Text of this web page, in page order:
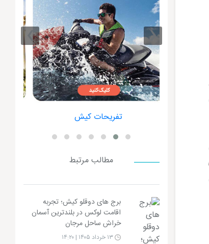
هتل داریوش کیش
‹
›
مطالب مرتبط
برج های دوقلو کیش؛ تجربه
اقامت لوکس در بلندترین آسمان
خراش ساحل مرجان
۱۳ خرداد ۱۴۰۵ | ۱۴:۲۰